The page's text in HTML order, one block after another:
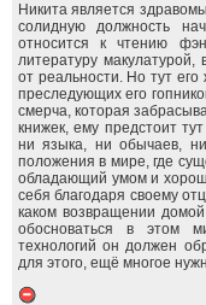
Никита является
солидную должность
относится к чтению
литературу
от реальности. Но тут его
преследующих его
смерча, которая
книжек, ему предстоит
ни языка, ни обычаев, ни
положения в мире, где
обладающий умом и
себя благодаря своему
каком возвращении
обосноваться в этом
технологий он должен
для этого, ещё многое